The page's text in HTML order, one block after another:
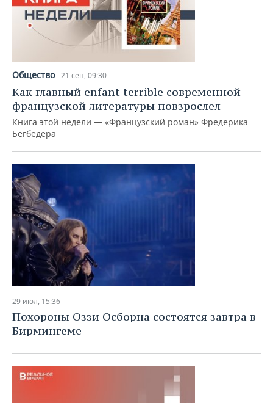
Общество 21 сен, 09:30
Как главный enfant terrible современной
французской литературы повзрослел
Книга этой недели — «Французский роман» Фредерика
Бегбедера
29 июл, 15:36
Похороны Оззи Осборна состоятся завтра в
Бирмингеме